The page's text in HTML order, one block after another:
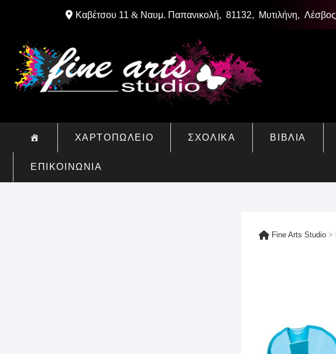
Καβέτσου 11 & Ναυμ. Παπανικολή, 81132, Μυτιλήνη, Λέσβος
ΧΑΡΤΟΠΩΛΕΙΟ ΣΧΟΛΙΚΑ ΒΙΒΛΙΑ
ΕΠΙΚΟΙΝΩΝΙΑ
Fine Arts Studio >